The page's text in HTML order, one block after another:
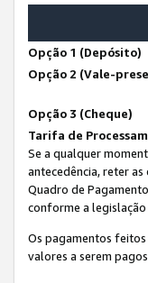
Opção 1 (Depósito)
Opção 2 (Vale-
Opção 3 (Cheque)
Tarifa de
Se a qualquer
antecedência, reter
Quadro de
conforme a
Os pagamentos
valores a serem